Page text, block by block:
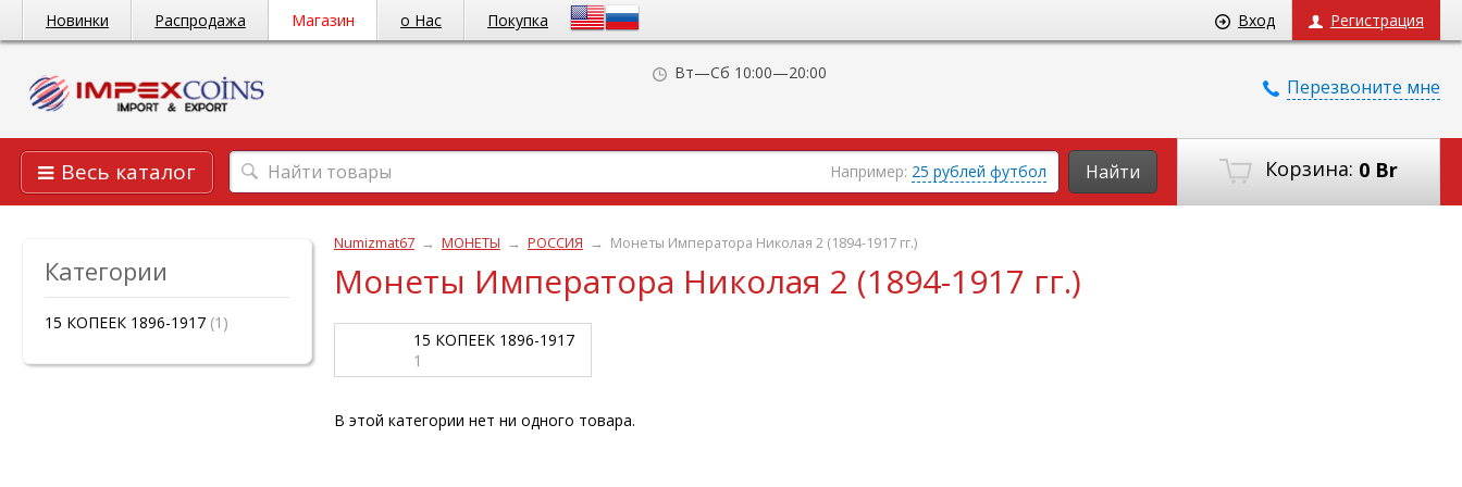
Новинки Распродажа Магазин о Нас Покупка Вход Регистрация
Перезвоните мне
Вт—Сб 10:00—20:00
Корзина: 0 Br
Весь каталог Например: 25 рублей футбол Найти
Категории
15 КОПЕЕК 1896-1917 (1)
Numizmat67 → МОНЕТЫ → РОССИЯ → Монеты Императора Николая 2 (1894-1917 гг.)
Монеты Императора Николая 2 (1894-1917 гг.)
15 КОПЕЕК 1896-1917
1
В этой категории нет ни одного товара.